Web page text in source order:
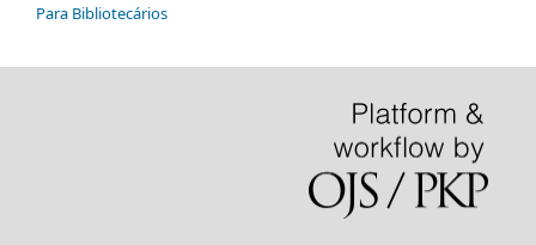
Para Bibliotecários